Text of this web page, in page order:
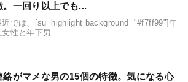
。一回り以上でも...
近では、[su_highlight background="#f7ff99"]年
女性と年下男...
絡がマメな男の15個の特徴。気になる心